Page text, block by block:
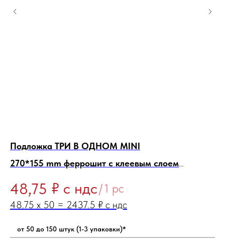
Подложка ТРИ В ОДНОМ MINI
270*155 mm феррошит с клеевым слоем
48,75 ₽ с ндс/1 pc
от 50 до 150 штук (1-3 упаковки)*